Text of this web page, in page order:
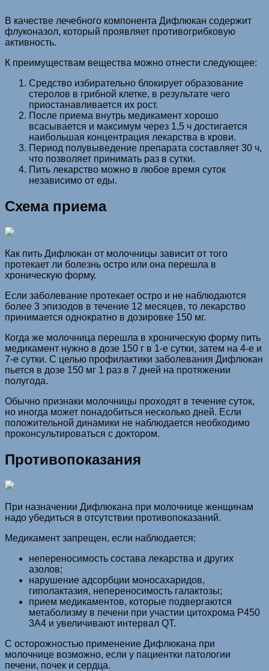
В качестве лечебного компонента Дифлюкан содержит
флуконазол, который проявляет противогрибковую
активность.
К преимуществам вещества можно отнести следующее:
Средство избирательно блокирует образование
стеролов в грибной клетке, в результате чего
приостанавливается их рост.
После приема внутрь медикамент хорошо
всасывается и максимум через 1,5 ч достигается
наибольшая концентрация лекарства в крови.
Период полувыведение препарата составляет 30 ч,
что позволяет принимать раз в сутки.
Пить лекарство можно в любое время суток
независимо от еды.
Схема приема
Как пить Дифлюкан от молочницы зависит от того
протекает ли болезнь остро или она перешла в
хроническую форму.
Если заболевание протекает остро и не наблюдаются
более 3 эпизодов в течение 12 месяцев, то лекарство
принимается однократно в дозировке 150 мг.
Когда же молочница перешла в хроническую форму пить
медикамент нужно в дозе 150 г в 1-е сутки, затем на 4-е и
7-е сутки. С целью профилактики заболевания Дифлюкан
пьется в дозе 150 мг 1 раз в 7 дней на протяжении
полугода.
Обычно признаки молочницы проходят в течение суток,
но иногда может понадобиться несколько дней. Если
положительной динамики не наблюдается необходимо
проконсультироваться с доктором.
Противопоказания
При назначении Дифлюкана при молочнице женщинам
надо убедиться в отсутствии противопоказаний.
Медикамент запрещен, если наблюдается:
непереносимость состава лекарства и других
азолов;
нарушение адсорбции моносахаридов,
гиполактазия, непереносимость галактозы;
прием медикаментов, которые подвергаются
метаболизму в печени при участии цитохрома Р450
3А4 и увеличивают интервал QT.
С осторожностью применение Дифлюкана при
молочнице возможно, если у пациентки патологии
печени, почек и сердца.